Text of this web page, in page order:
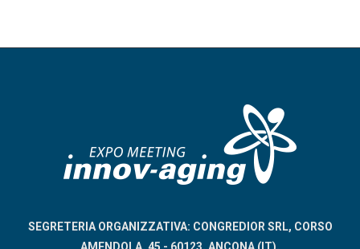
SEGRETERIA ORGANIZZATIVA: CONGREDIOR SRL, CORSO